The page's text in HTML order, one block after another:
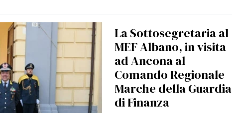
La Sottosegretaria al
MEF Albano, in visita
ad Ancona al
Comando Regionale
Marche della Guardia
di Finanza